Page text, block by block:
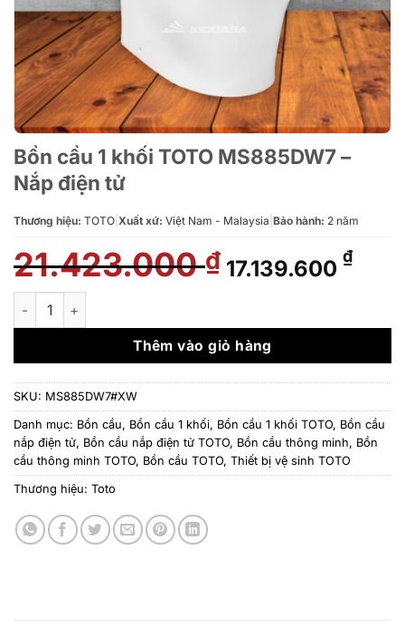
Bồn cầu 1 khối TOTO MS885DW7 –
Nắp điện tử
Thương hiệu: TOTO Xuất xứ: Việt Nam - Malaysia Bảo hành: 2 năm
21.423.000₫ Giá
gốc
21.423.000 ₫.
17.139.600 ₫Giá
là:
Bồn cầu 1 khối TOTO MS885DW7 - Nắp điện tử số lượng
Thêm vào giỏ hàng
SKU: MS885DW7#XW
Danh mục: Bồn cầu, Bồn cầu 1 khối, Bồn cầu 1 khối TOTO, Bồn cầu
nắp điện tử, Bồn cầu nắp điện tử TOTO, Bồn cầu thông minh, Bồn
cầu thông minh TOTO, Bồn cầu TOTO, Thiết bị vệ sinh TOTO
Thương hiệu: Toto